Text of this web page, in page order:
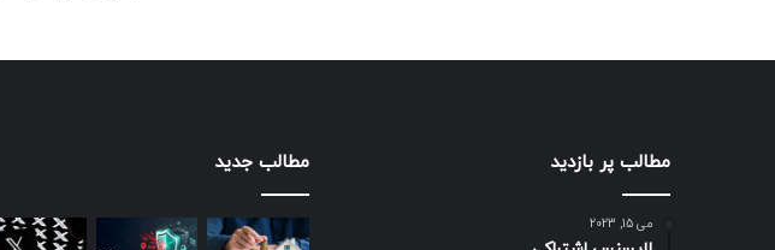
مطالب پر بازدید
می 15, 2023
مطالب جدید